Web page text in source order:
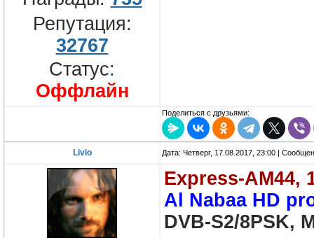
Репутация:
32767
Статус:
Оффлайн
Поделиться с друзьями:
Livio Дата: Четверг, 17.08.2017, 23:00 |
Express-AM44,
Al Nabaa HD
DVB-S2/8PSK,